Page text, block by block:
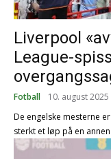
Liverpool
League-
Fotball 10. august 2025
De engelske mesterne
sterkt et løp på en